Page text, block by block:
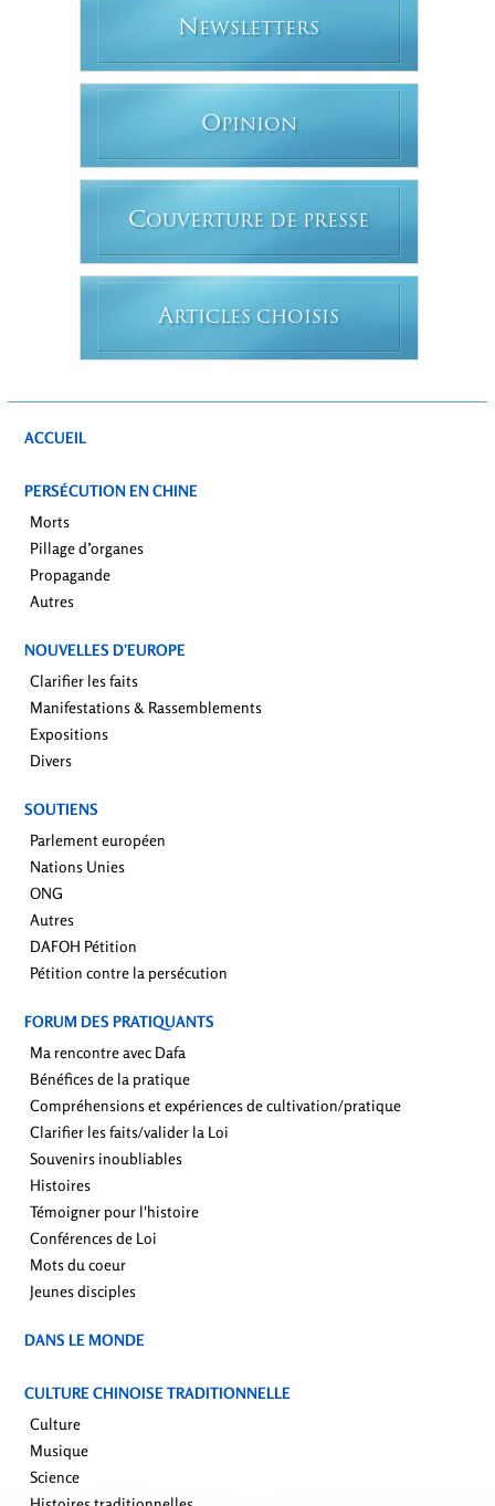
N EWSLETTERS
OPINION
COUVERTURE DE PRESSE
ARTICLES CHOISIS
ACCUEIL
PERSÉCUTION EN CHINE
Morts
Pillage d’organes
Propagande
Autres
NOUVELLES D’EUROPE
Clarifier les faits
Manifestations & Rassemblements
Expositions
Divers
SOUTIENS
Parlement européen
Nations Unies
ONG
Autres
DAFOH Pétition
Pétition contre la persécution
FORUM DES PRATIQUANTS
Ma rencontre avec Dafa
Bénéfices de la pratique
Compréhensions et expériences de cultivation/pratique
Clarifier les faits/valider la Loi
Souvenirs inoubliables
Histoires
Témoigner pour l'histoire
Conférences de Loi
Mots du coeur
Jeunes disciples
DANS LE MONDE
CULTURE CHINOISE TRADITIONNELLE
Culture
Musique
Science